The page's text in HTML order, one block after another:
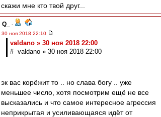
скажи мне кто твой друг...
Q_
-
30 ноя 2018 22:10
valdano » 30 ноя 2018 22:00
# valdano » 30 ноя 2018 22:00
эк вас корёжит то .. но слава богу .. уже
меньшее число, хотя посмотрим ещё не все
высказались и что самое интересное агрессия
неприкрытая и усиливающаяся идёт от